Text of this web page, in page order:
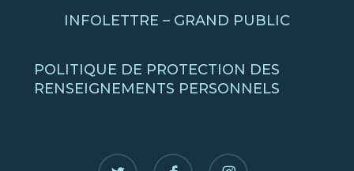
INFOLETTRE – GRAND PUBLIC
POLITIQUE DE PROTECTION DES
RENSEIGNEMENTS PERSONNELS
twitter facebook instagram